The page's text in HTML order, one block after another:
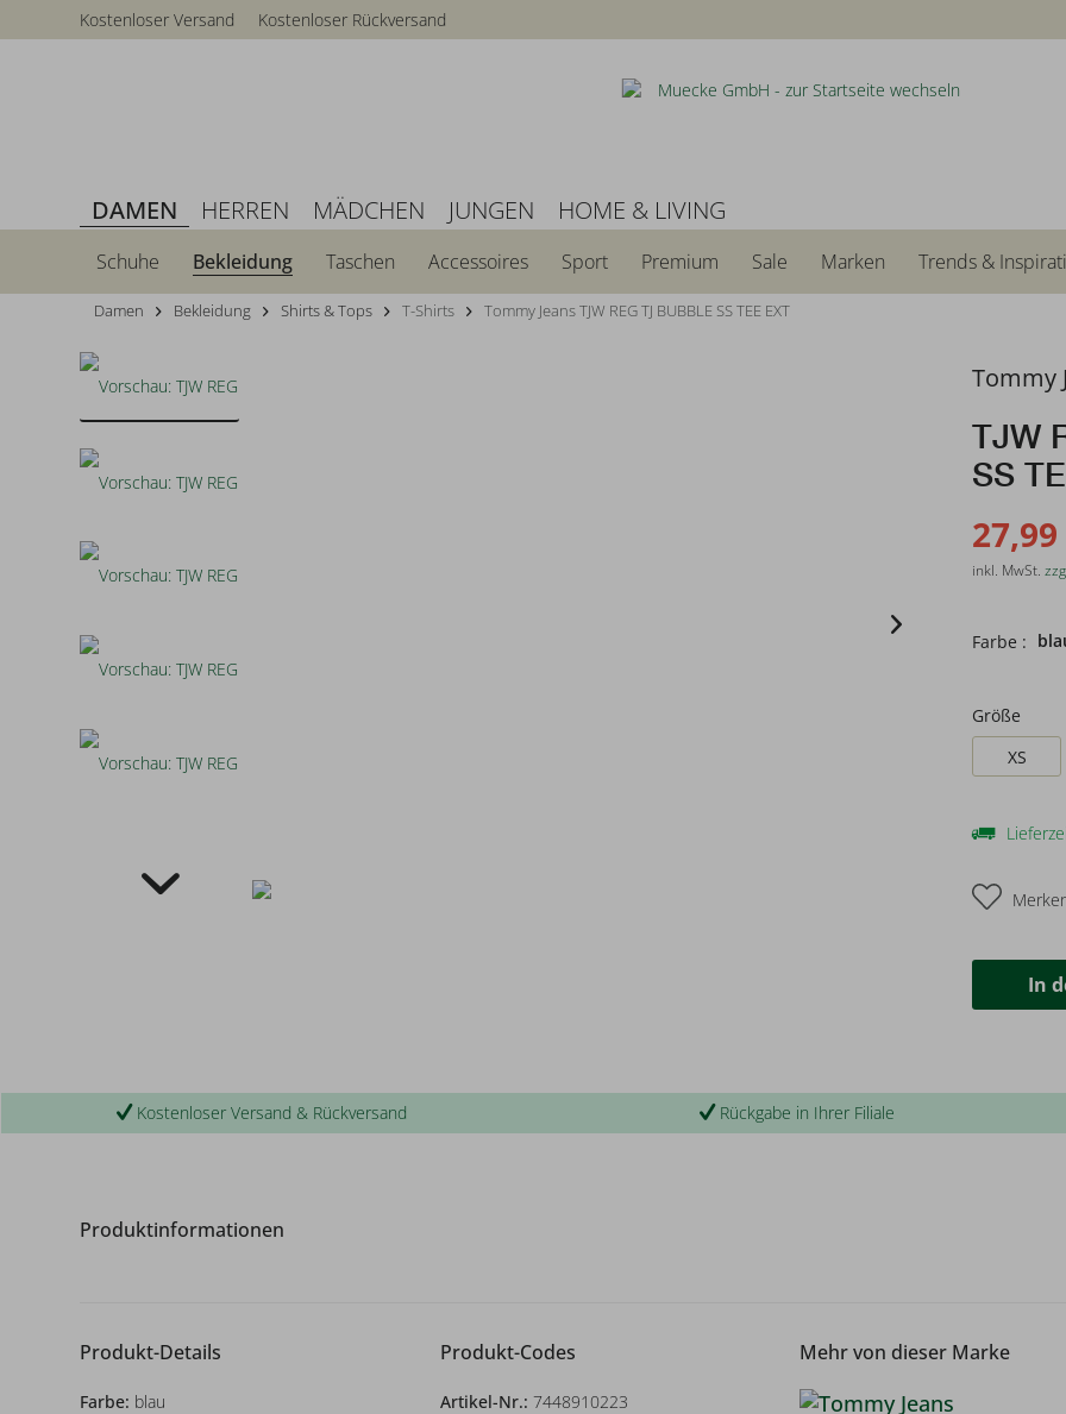
Kostenloser Versand Kostenloser Rückversand
DAMEN HERREN MÄDCHEN JUNGEN HOME & LIVING
Schuhe Bekleidung Taschen Accessoires Sport Premium Sale Marken Trends &
Damen Bekleidung Shirts & Tops T-Shirts Tommy Jeans TJW REG TJ BUBBLE SS TEE EXT
Tommy
TJW
SS
27,99
inkl. MwSt.
Farbe :
Größe
XS
In
Kostenloser Versand & Rückversand Rückgabe in Ihrer Filiale
Produktinformationen
Produkt-Details
Farbe: blau
Produkt-Codes
Artikel-Nr.: 7448910223
Mehr von dieser Marke